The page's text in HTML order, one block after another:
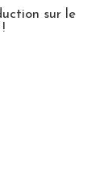
sur le